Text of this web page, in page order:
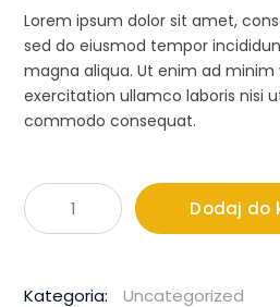
was:
Lorem ipsum dolor sit amet,
sed do eiusmod tempor
magna aliqua. Ut enim ad minim
exercitation ullamco laboris nisi
commodo consequat.
ilość
Husqvarna
Dodaj do
Kategoria: Uncategorized